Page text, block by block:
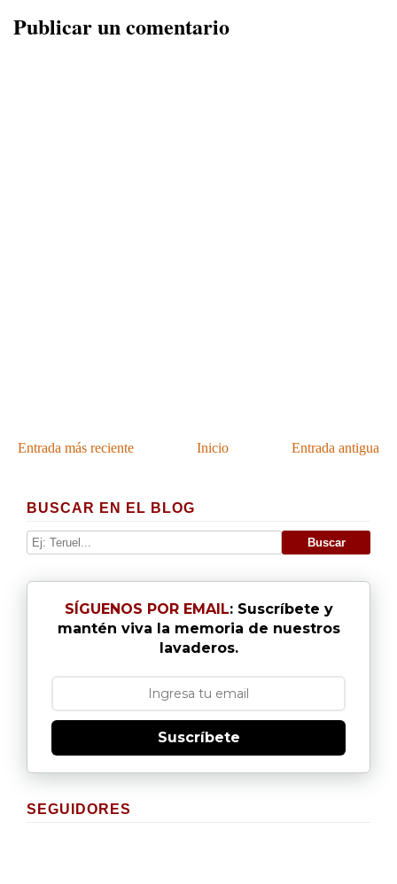
Publicar un comentario
Entrada más reciente Entrada antigua
Inicio
BUSCAR EN EL BLOG
SÍGUENOS POR EMAIL: Suscríbete y
mantén viva la memoria de nuestros
lavaderos.
Suscríbete
SEGUIDORES